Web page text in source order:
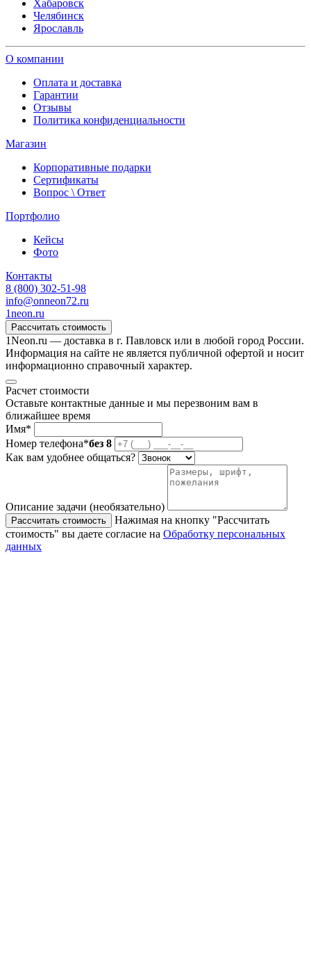
Хабаровск
Челябинск
Ярославль
О компании
Оплата и доставка
Гарантии
Отзывы
Политика конфиденциальности
Магазин
Корпоративные подарки
Сертификаты
Вопрос \ Ответ
Портфолио
Кейсы
Фото
Контакты
8 (800) 302-51-98
info@onneon72.ru
1neon.ru
Рассчитать стоимость
1Neon.ru — доставка в г. Павловск или в любой город России.
Информация на сайте не является публичной офертой и носит
информационно справочный характер.
Расчет стоимости
Оставьте контактные данные и мы перезвоним вам в
ближайшее время
Имя*
Номер телефона*без 8
Как вам удобнее общаться?
Описание задачи (необязательно)
Рассчитать стоимость
Нажимая на кнопку "Рассчитать
стоимость" вы даете согласие на Обработку персональных
данных